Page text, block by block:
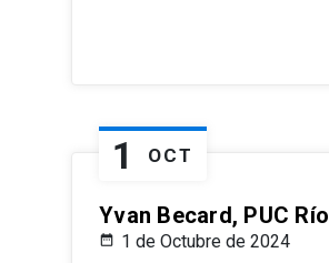
1 OCT
Yvan Becard, PUC Río
1 de Octubre de 2024